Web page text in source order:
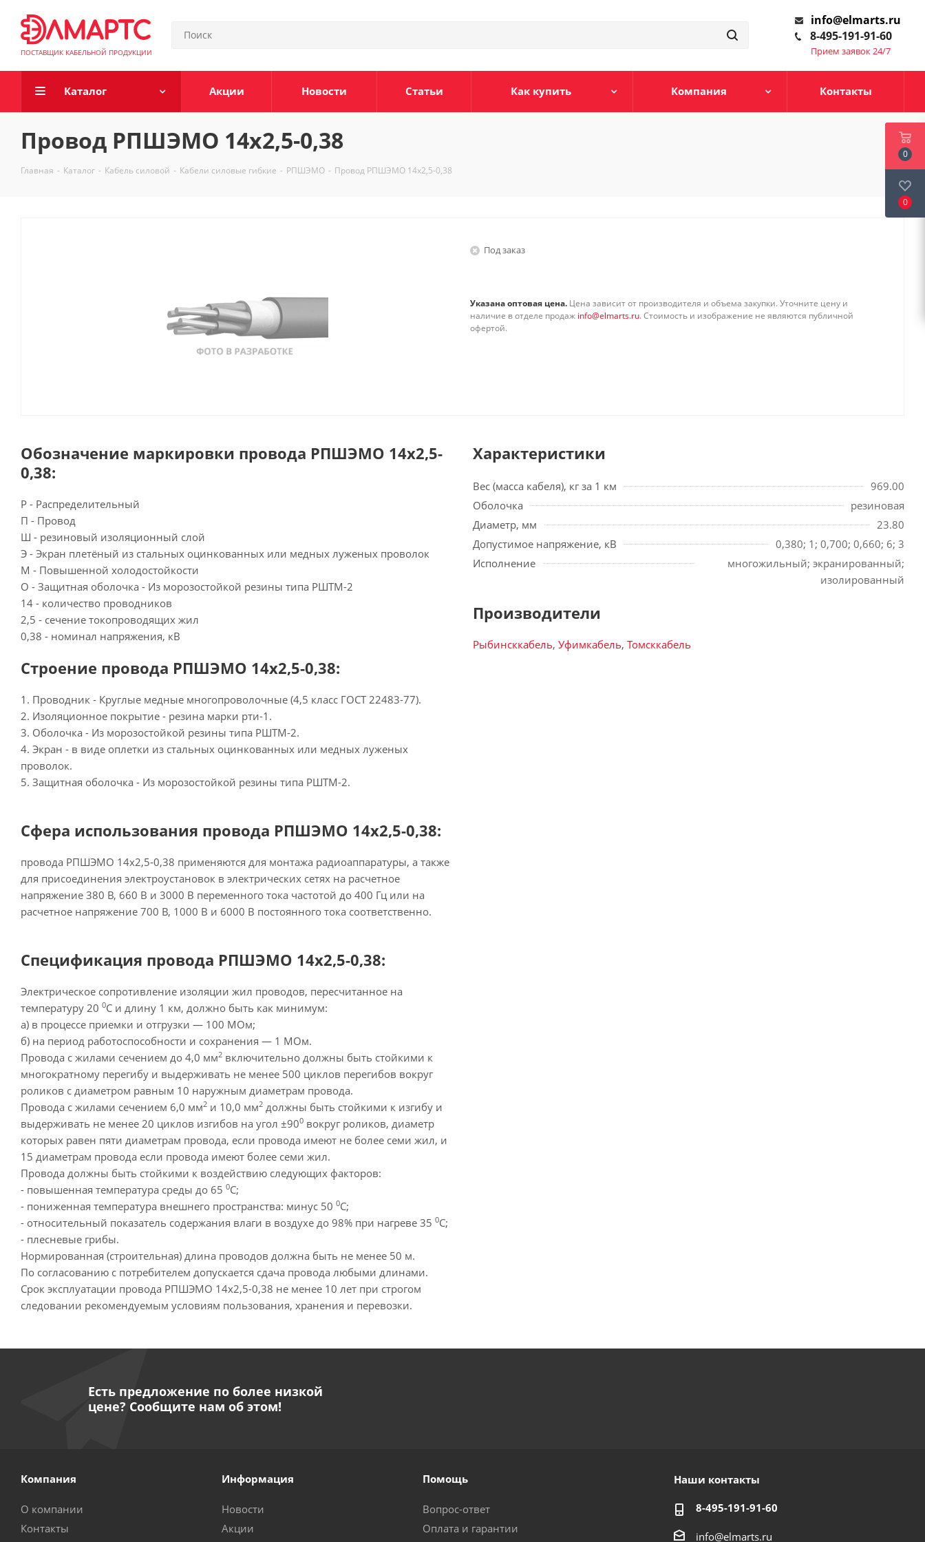
ПОСТАВЩИК КАБЕЛЬНОЙ ПРОДУКЦИИ
info@elmarts.ru
8-495-191-91-60
Прием заявок 24/7
Каталог Акции Новости Статьи Как купить Компания Контакты
Провод РПШЭМО 14х2,5-0,38
Главная - Каталог - Кабель силовой - Кабели силовые гибкие - РПШЭМО - Провод РПШЭМО 14х2,5-0,38
Под заказ
Указана оптовая цена. Цена зависит от производителя и объема закупки. Уточните цену и
наличие в отделе продаж info@elmarts.ru. Стоимость и изображение не являются публичной
офертой.
Обозначение маркировки провода РПШЭМО 14х2,5-
0,38:
Р - Распределительный
П - Провод
Ш - резиновый изоляционный слой
Э - Экран плетёный из стальных оцинкованных или медных луженых проволок
М - Повышенной холодостойкости
О - Защитная оболочка - Из морозостойкой резины типа РШТМ-2
14 - количество проводников
2,5 - сечение токопроводящих жил
0,38 - номинал напряжения, кВ
Строение провода РПШЭМО 14х2,5-0,38:
1. Проводник - Круглые медные многопроволочные (4,5 класс ГОСТ 22483-77).
2. Изоляционное покрытие - резина марки рти-1.
3. Оболочка - Из морозостойкой резины типа РШТМ-2.
4. Экран - в виде оплетки из стальных оцинкованных или медных луженых
проволок.
5. Защитная оболочка - Из морозостойкой резины типа РШТМ-2.
Сфера использования провода РПШЭМО 14х2,5-0,38:
провода РПШЭМО 14х2,5-0,38 применяются для монтажа радиоаппаратуры, а также
для присоединения электроустановок в электрических сетях на расчетное
напряжение 380 В, 660 В и 3000 В переменного тока частотой до 400 Гц или на
расчетное напряжение 700 В, 1000 В и 6000 В постоянного тока соответственно.
Спецификация провода РПШЭМО 14х2,5-0,38:
Электрическое сопротивление изоляции жил проводов, пересчитанное на
температуру 20 0С и длину 1 км, должно быть как минимум:
а) в процессе приемки и отгрузки — 100 МОм;
б) на период работоспособности и сохранения — 1 МОм.
Провода с жилами сечением до 4,0 мм2 включительно должны быть стойкими к
многократному перегибу и выдерживать не менее 500 циклов перегибов вокруг
роликов с диаметром равным 10 наружным диаметрам провода.
Провода с жилами сечением 6,0 мм2 и 10,0 мм2 должны быть стойкими к изгибу и
выдерживать не менее 20 циклов изгибов на угол ±900 вокруг роликов, диаметр
которых равен пяти диаметрам провода, если провода имеют не более семи жил, и
15 диаметрам провода если провода имеют более семи жил.
Провода должны быть стойкими к воздействию следующих факторов:
- повышенная температура среды до 65 0С;
- пониженная температура внешнего пространства: минус 50 0С;
- относительный показатель содержания влаги в воздухе до 98% при нагреве 35 0С;
- плесневые грибы.
Нормированная (строительная) длина проводов должна быть не менее 50 м.
По согласованию с потребителем допускается сдача провода любыми длинами.
Срок эксплуатации провода РПШЭМО 14х2,5-0,38 не менее 10 лет при строгом
следовании рекомендуемым условиям пользования, хранения и перевозки.
Характеристики
Вес (масса кабеля), кг за 1 км
969.00
Оболочка
резиновая
Диаметр, мм
23.80
Допустимое напряжение, кВ
0,380; 1; 0,700; 0,660; 6; 3
Исполнение
многожильный; экранированный;
изолированный
Производители
Рыбинсккабель, Уфимкабель, Томсккабель
Есть предложение по более низкой
цене? Сообщите нам об этом!
Компания
О компании
Контакты
Информация
Новости
Акции
Помощь
Вопрос-ответ
Оплата и гарантии
Наши контакты
8-495-191-91-60
info@elmarts.ru
0
0